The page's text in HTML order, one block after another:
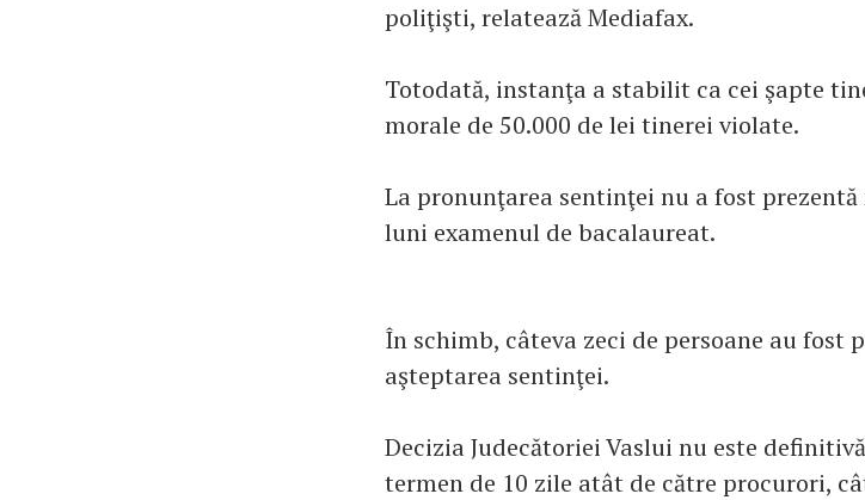
poliţişti, relatează Mediafax.
Totodată, instanţa a stabilit ca cei şapte
morale de 50.000 de lei tinerei violate.
La pronunţarea sentinţei nu a fost
luni examenul de bacalaureat.
În schimb, câteva zeci de persoane au fost
aşteptarea sentinţei.
Decizia Judecătoriei Vaslui nu este
termen de 10 zile atât de către procurori,